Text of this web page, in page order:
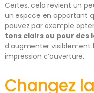
Certes, cela revient un
un espace en apportant
pouvez par exemple
tons clairs ou pour des
d’augmenter
impression d’ouverture.
Changez